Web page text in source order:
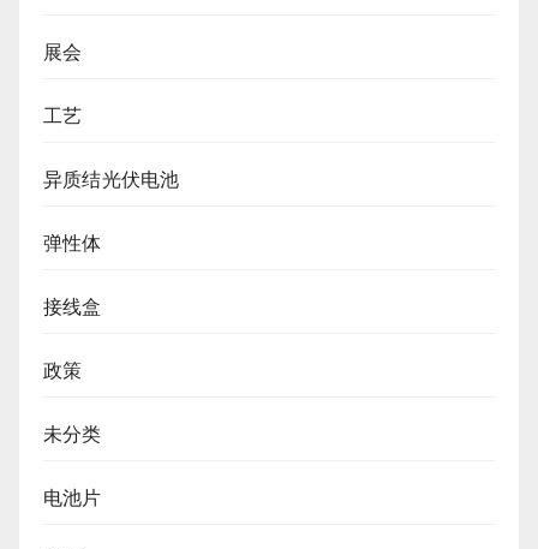
展会
工艺
异质结光伏电池
弹性体
接线盒
政策
未分类
电池片